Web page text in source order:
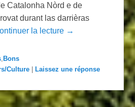
Catalonha Nòrd e de
durant las darrièras
la lecture →
, Bons
Culture Laissez une réponse